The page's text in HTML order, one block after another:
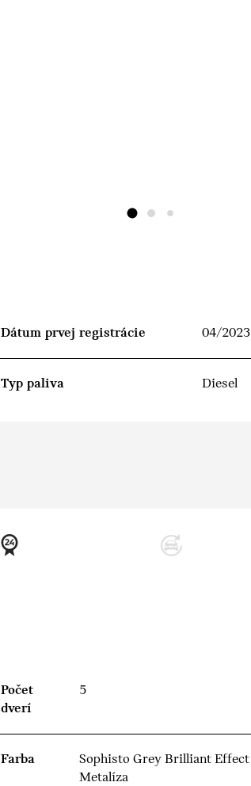
Dátum prvej registrácie 04/2023
Typ paliva Diesel
Počet
dverí
5
Farba
Sophisto Grey Brilliant Effect
Metalíza